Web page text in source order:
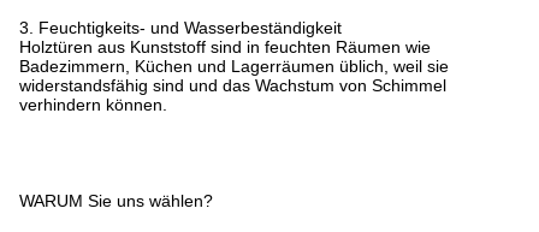
3. Feuchtigkeits- und Wasserbeständigkeit
Holztüren aus Kunststoff sind in feuchten Räumen wie
Badezimmern, Küchen und Lagerräumen üblich, weil sie
widerstandsfähig sind und das Wachstum von Schimmel
verhindern können.
WARUM Sie uns wählen?